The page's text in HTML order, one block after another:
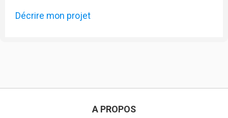
Décrire mon projet
A PROPOS